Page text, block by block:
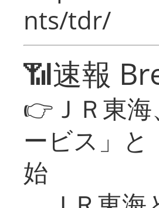
nts/tdr/
📶速報
👉ＪＲ東
ービス」と
始